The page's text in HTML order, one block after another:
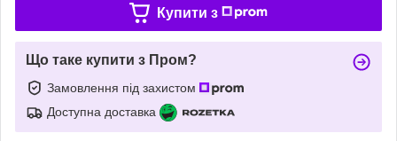
Купити з
Що таке купити з Пром?
Замовлення під захистом
Доступна доставка